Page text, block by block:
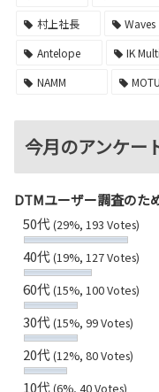
村上社長
Waves
Antelope
IK
NAMM
MOTU
今月のアンケー
DTMユーザー調査のた
50代(29%, 193 Votes)
40代(19%, 127 Votes)
60代(15%, 100 Votes)
30代(15%, 99 Votes)
20代(12%, 80 Votes)
10代(6%, 40 Votes)